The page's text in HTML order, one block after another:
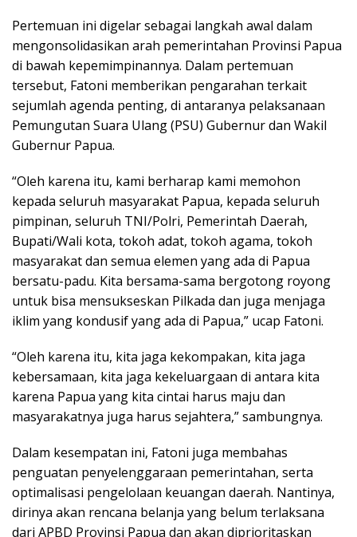
Pertemuan ini digelar sebagai langkah awal dalam
mengonsolidasikan arah pemerintahan Provinsi Papua
di bawah kepemimpinannya. Dalam pertemuan
tersebut, Fatoni memberikan pengarahan terkait
sejumlah agenda penting, di antaranya pelaksanaan
Pemungutan Suara Ulang (PSU) Gubernur dan Wakil
Gubernur Papua.
“Oleh karena itu, kami berharap kami memohon
kepada seluruh masyarakat Papua, kepada seluruh
pimpinan, seluruh TNI/Polri, Pemerintah Daerah,
Bupati/Wali kota, tokoh adat, tokoh agama, tokoh
masyarakat dan semua elemen yang ada di Papua
bersatu-padu. Kita bersama-sama bergotong royong
untuk bisa mensukseskan Pilkada dan juga menjaga
iklim yang kondusif yang ada di Papua,” ucap Fatoni.
“Oleh karena itu, kita jaga kekompakan, kita jaga
kebersamaan, kita jaga kekeluargaan di antara kita
karena Papua yang kita cintai harus maju dan
masyarakatnya juga harus sejahtera,” sambungnya.
Dalam kesempatan ini, Fatoni juga membahas
penguatan penyelenggaraan pemerintahan, serta
optimalisasi pengelolaan keuangan daerah. Nantinya,
dirinya akan rencana belanja yang belum terlaksana
dari APBD Provinsi Papua dan akan diprioritaskan